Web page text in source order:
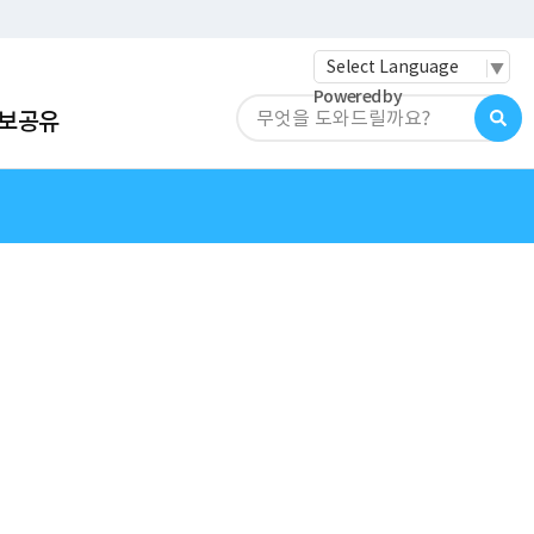
공유
Powered by
관광 춘천시청